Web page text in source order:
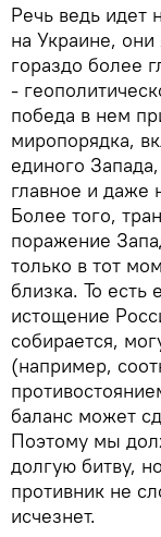
Речь ведь идет
на Украине,
гораздо более
-
победа в нем
миропорядка,
единого
главное и даже
Более того,
поражение
только в тот
близка. То
истощение
собирается,
(например,
баланс может
Поэтому мы
долгую битву,
противник не
исчезнет.